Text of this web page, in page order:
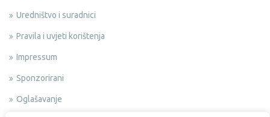
Uredništvo i suradnici
Pravila i uvjeti korištenja
Impressum
Sponzorirani
Oglašavanje